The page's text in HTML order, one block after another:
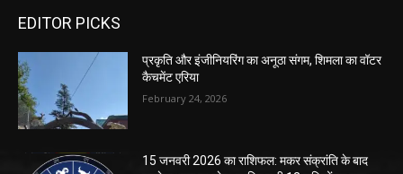
EDITOR PICKS
प्रकृति और इंजीनियरिंग का अनूठा संगम, शिमला का वॉटर
कैचमेंट एरिया
February 24, 2026
15 जनवरी 2026 का राशिफल: मकर संक्रांति के बाद